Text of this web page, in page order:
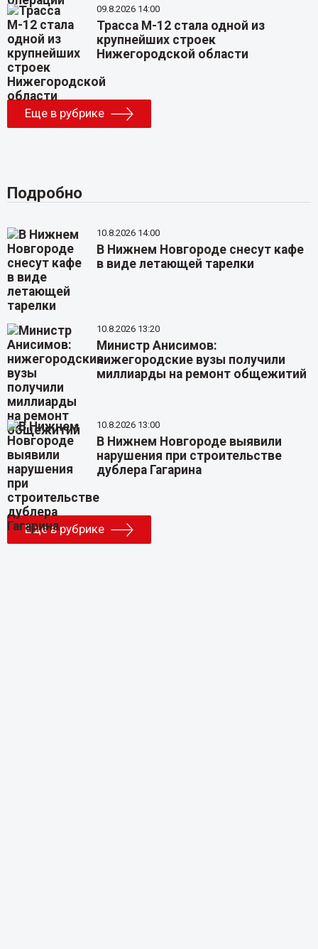
09.8.2026 14:00
Трасса М-12 стала одной из
крупнейших строек
Нижегородской области
Еще в рубрике
Подробно
10.8.2026 14:00
В Нижнем Новгороде снесут кафе
в виде летающей тарелки
10.8.2026 13:20
Министр Анисимов:
нижегородские вузы получили
миллиарды на ремонт общежитий
10.8.2026 13:00
В Нижнем Новгороде выявили
нарушения при строительстве
дублера Гагарина
Еще в рубрике